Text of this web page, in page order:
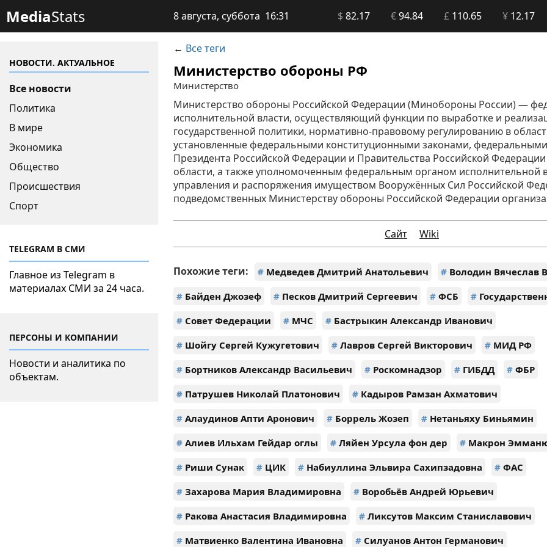
MediaStats 8 августа, суббота 16:31 $82.17 €94.84 £110.65 ¥12.17
НОВОСТИ. АКТУАЛЬНОЕ
Все новости
Политика
В мире
Экономика
Общество
Происшествия
Спорт
TELEGRAM В СМИ
Главное из Telegram в
материалах СМИ за 24 часа.
ПЕРСОНЫ И КОМПАНИИ
Новости и аналитика по
объектам.
← Все теги
Министерство обороны РФ
Министерство
Министерство обороны Российской Федерации (Минобороны России) —
исполнительной власти, осуществляющий функции по выработке и
государственной политики, нормативно-правовому регулированию в
установленные федеральными конституционными законами,
Президента Российской Федерации и Правительства Российской
области, а также уполномоченным федеральным органом исполнительной
управления и распоряжения имуществом Вооружённых Сил Российской
подведомственных Министерству обороны Российской Федерации
Сайт Wiki
Похожие теги: #Медведев Дмитрий Анатольевич #Володин Вячеслав
#Байден Джозеф #Песков Дмитрий Сергеевич #ФСБ #
#Совет Федерации #МЧС #Бастрыкин Александр Иванович
#Шойгу Сергей Кужугетович #Лавров Сергей Викторович #МИД РФ
#Бортников Александр Васильевич #Роскомнадзор #ГИБДД #ФБР
#Патрушев Николай Платонович #Кадыров Рамзан Ахматович
#Алаудинов Апти Аронович #Боррель Жозеп #Нетаньяху Биньямин
#Алиев Ильхам Гейдар оглы #Ляйен Урсула фон дер #Макрон
#Риши Сунак #ЦИК #Набиуллина Эльвира Сахипзадовна #ФАС
#Захарова Мария Владимировна #Воробьёв Андрей Юрьевич
#Ракова Анастасия Владимировна #Ликсутов Максим Станиславович
#Матвиенко Валентина Ивановна #Силуанов Антон Германович